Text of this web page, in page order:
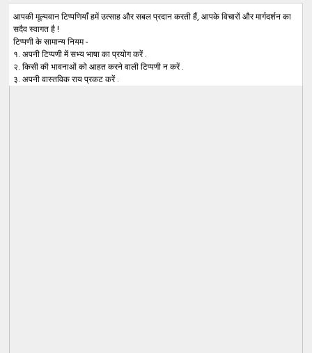
आपकी मूल्यवान टिप्पणियाँ हमें उत्साह और सबल प्रदान करती हैं, आपके विचारों और मार्गदर्शन का
सदैव स्वागत है !
टिप्पणी के सामान्य नियम -
१. अपनी टिप्पणी में सभ्य भाषा का प्रयोग करें .
२. किसी की भावनाओं को आहत करने वाली टिप्पणी न करें .
३. अपनी वास्तविक राय प्रकट करें .